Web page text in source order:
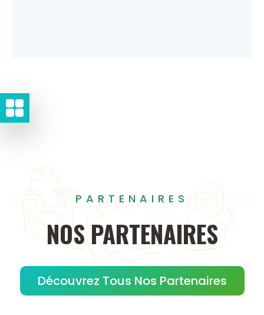
PARTENAIRES
NOS PARTENAIRES
Découvrez Tous Nos Partenaires